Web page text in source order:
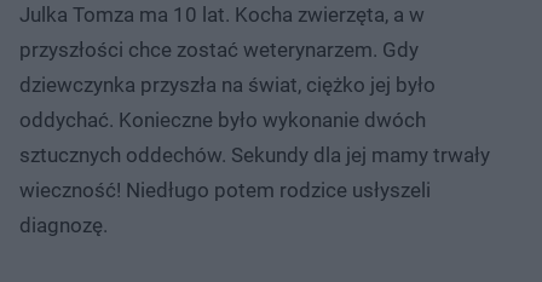
Julka Tomza ma 10 lat. Kocha zwierzęta, a w
przyszłości chce zostać weterynarzem. Gdy
dziewczynka przyszła na świat, ciężko jej było
oddychać. Konieczne było wykonanie dwóch
sztucznych oddechów. Sekundy dla jej mamy trwały
wieczność! Niedługo potem rodzice usłyszeli
diagnozę.